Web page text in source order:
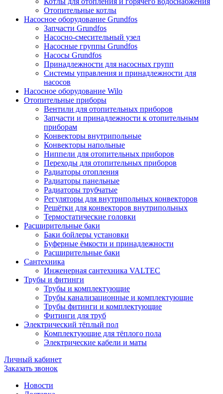
Отопительные котлы
Насосное оборудование Grundfos
Запчасти Grundfos
Насосно-смесительный узел
Насосные группы Grundfos
Насосы Grundfos
Принадлежности для насосных групп
Системы управления и принадлежности для
насосов
Насосное оборудование Wilo
Отопительные приборы
Вентили для отопительных приборов
Запчасти и принадлежности к отопительным
приборам
Конвекторы внутрипольные
Конвекторы напольные
Ниппели для отопительных приборов
Переходы для отопительных приборов
Радиаторы отопления
Радиаторы панельные
Радиаторы трубчатые
Регуляторы для внутрипольных конвекторов
Решётки для конвекторов внутрипольных
Термостатические головки
Расширительные баки
Баки бойлеры установки
Буферные ёмкости и принадлежности
Расширительные баки
Сантехника
Инженерная сантехника VALTEC
Трубы и фитинги
Трубы и комплектующие
Трубы канализационные и комплектующие
Трубы фитинги и комплектующие
Фитинги для труб
Электрический тёплый пол
Комплектующие для тёплого пола
Электрические кабели и маты
Личный кабинет
Заказать звонок
Новости